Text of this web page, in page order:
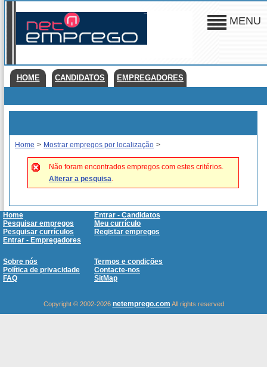
MENU
HOME CANDIDATOS EMPREGADORES
Home > Mostrar empregos por localização >
Não foram encontrados empregos com estes critérios.
Alterar a pesquisa.
Home
Entrar - Candidatos
Pesquisar empregos
Meu currículo
Pesquisar currículos
Registar empregos
Entrar - Empregadores
Sobre nós
Termos e condições
Política de privacidade
Contacte-nos
FAQ
SitMap
Copyright © 2002-2026 netemprego.com All rights reserved